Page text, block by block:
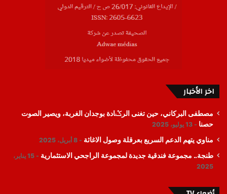
اخر الأخبار
مصطفى البركاني، حين تغنى الرݣادة بوجدان الغربة، ويصير الصوت
حصنا
13 يوليو، 2025
مناوي يتهم الدعم السريع بعرقلة وصول الاغاثة 8 أبريل، 2025
طنجة.. مجموعة فندقية جديدة لمجموعة الراجحي الاستثمارية
15 يناير،
2025